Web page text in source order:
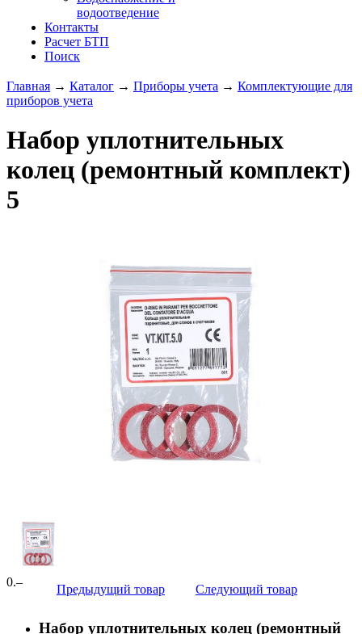
водоотведение
Контакты
Расчет БТП
Поиск
Главная → Каталог → Приборы учета → Комплектующие для
приборов учета
Набор уплотнительных
колец (ремонтный комплект)
5
Предыдущий товар Следующий товар
0.–
Набор уплотнительных колец (ремонтный